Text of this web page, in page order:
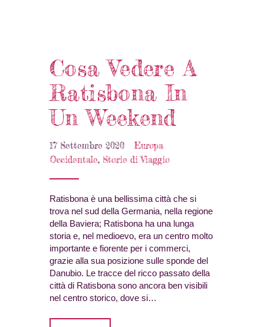
Cosa Vedere A
Ratisbona In
Un Weekend
17 Settembre 2020
Europa
Occidentale, Storie di Viaggio
Ratisbona è una bellissima città che si
trova nel sud della Germania, nella regione
della Baviera; Ratisbona ha una lunga
storia e, nel medioevo, era un centro molto
importante e fiorente per i commerci,
grazie alla sua posizione sulle sponde del
Danubio. Le tracce del ricco passato della
città di Ratisbona sono ancora ben visibili
nel centro storico, dove si…